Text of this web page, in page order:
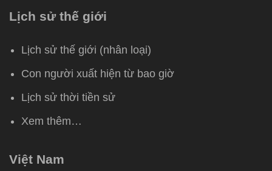
Lịch sử thế giới
Lịch sử thế giới (nhân loại)
Con người xuất hiện từ bao giờ
Lịch sử thời tiền sử
Xem thêm…
Việt Nam